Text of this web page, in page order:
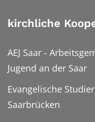
kirchliche
AEJ Saar -
Jugend an der Saar
Evangelische
Saarbrücken